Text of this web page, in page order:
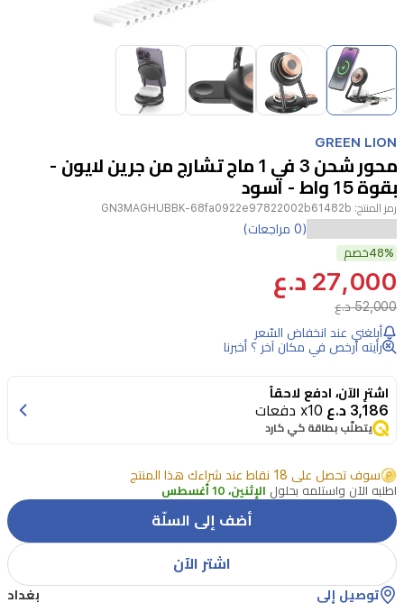
Item
4
1
4
GREEN LION
محور شحن 3 في 1 ماج تشارج من جرين لايون -
بقوة 15 واط - اسود
رمز المنتج: GN3MAGHUBBK-68fa0922e97822002b61482b
لتبسيط
روتين
الشحن
لديك،
Green
Lion
MagCharge
Hub
الشحن
شحن
iPhone
Watch
وAirPods
(0 مراجعات)
48%خصم
27,000 د.ع
52,000 د.ع
أبلغني عند انخفاض السّعر
رأيته أرخص في مكان آخر ؟ أخبرنا
اشترِ الآن، ادفع لاحقاً
3,186 د.ع x10 دفعات
يتطلّب بطاقة كي كارد
سوف تحصل على 18 نقاط عند شراءك هذا المنتج
اطلبه الآن واستلمه بحلول الإثنين، 10 أغسطس
أضف إلى السلّة
اشتر الآن
توصيل إلى بغداد